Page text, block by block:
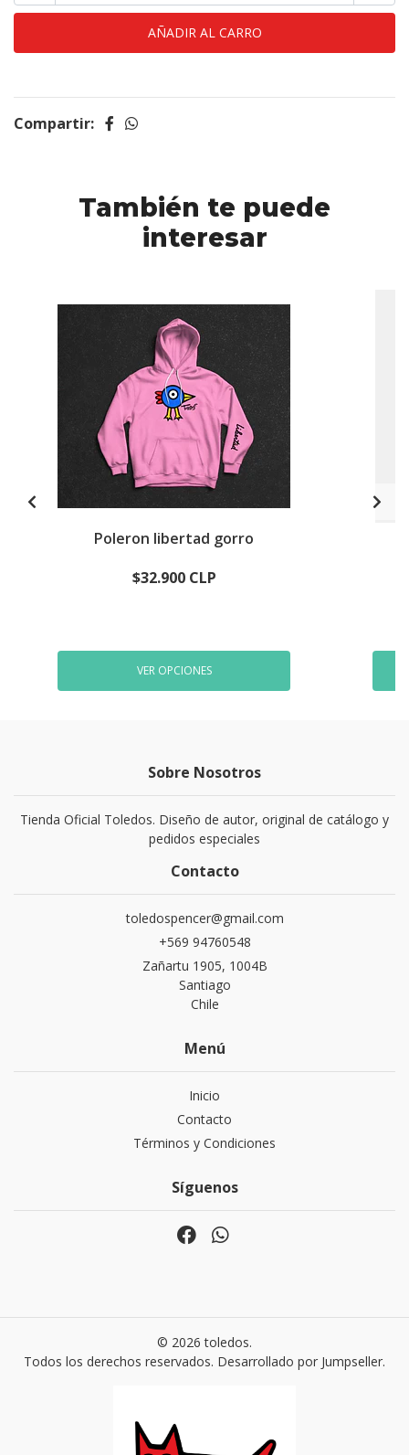
Compartir:
También te puede
interesar
Poleron libertad gorro
$32.900 CLP
VER OPCIONES
Sobre Nosotros
Tienda Oficial Toledos. Diseño de autor, original de catálogo y
pedidos especiales
Contacto
toledospencer@gmail.com
+569 94760548
Zañartu 1905, 1004B
Santiago
Chile
Menú
Inicio
Contacto
Términos y Condiciones
Síguenos
© 2026 toledos.
Todos los derechos reservados. Desarrollado por Jumpseller.